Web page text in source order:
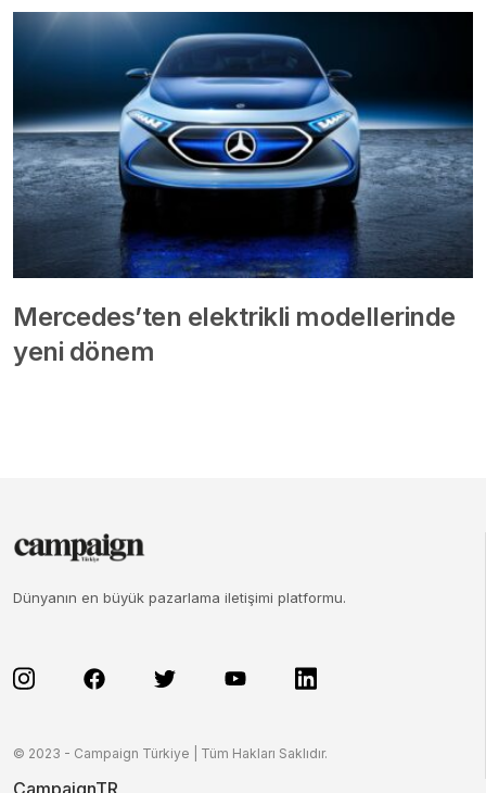
Mercedes’ten elektrikli modellerinde
yeni dönem
Dünyanın en büyük pazarlama iletişimi platformu.
© 2023 - Campaign Türkiye | Tüm Hakları Saklıdır.
CampaignTR